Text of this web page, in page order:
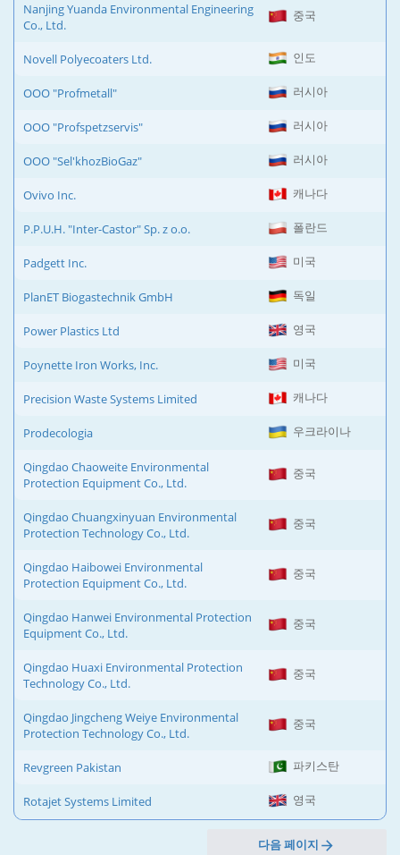
Nanjing Yuanda Environmental Engineering
Co., Ltd.
중국
Novell Polyecoaters Ltd. 인도
OOO "Profmetall" 러시아
OOO "Profspetzservis" 러시아
OOO "Sel'khozBioGaz" 러시아
Ovivo Inc. 캐나다
P.P.U.H. "Inter-Castor" Sp. z o.o. 폴란드
Padgett Inc. 미국
PlanET Biogastechnik GmbH 독일
Power Plastics Ltd 영국
Poynette Iron Works, Inc. 미국
Precision Waste Systems Limited 캐나다
Prodecologia 우크라이나
Qingdao Chaoweite Environmental
Protection Equipment Co., Ltd.
중국
Qingdao Chuangxinyuan Environmental
Protection Technology Co., Ltd.
중국
Qingdao Haibowei Environmental
Protection Equipment Co., Ltd.
중국
Qingdao Hanwei Environmental Protection
Equipment Co., Ltd.
중국
Qingdao Huaxi Environmental Protection
Technology Co., Ltd.
중국
Qingdao Jingcheng Weiye Environmental
Protection Technology Co., Ltd.
중국
Revgreen Pakistan 파키스탄
Rotajet Systems Limited 영국
다음 페이지